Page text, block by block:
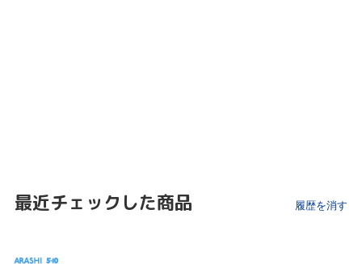
最近チェックした商品 履歴を消す